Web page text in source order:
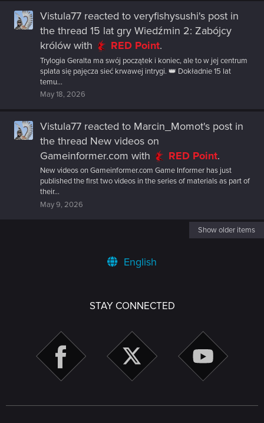
Vistula77 reacted to veryfishysushi's post in
the thread 15 lat gry Wiedźmin 2: Zabójcy
królów with RED Point.
Trylogia Geralta ma swój początek i koniec, ale to w jej centrum
splata się pajęcza sieć krwawej intrygi. 👑 Dokładnie 15 lat
temu...
May 18, 2026
Vistula77 reacted to Marcin_Momot's post in
the thread New videos on
Gameinformer.com with RED Point.
New videos on Gameinformer.com Game Informer has just
published the first two videos in the series of materials as part of
their...
May 9, 2026
Show older items
English
STAY CONNECTED